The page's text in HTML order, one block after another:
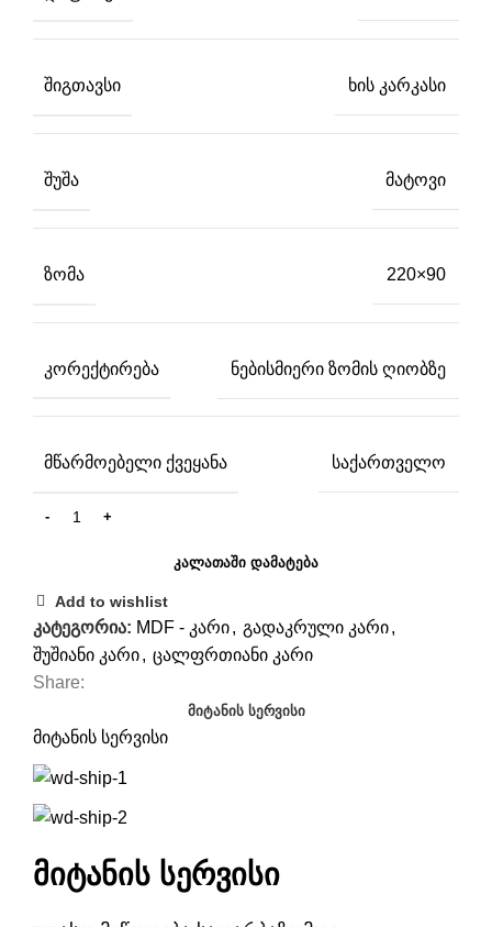
ᲨᲘᲒᲗᲐᲕᲡᲘ ხის კარკასი
ᲨᲣᲨᲐ მატოვი
ᲖᲝᲛᲐ 220×90
ᲙᲝᲠᲔᲥᲢᲘᲠᲔᲑᲐ ნებისმიერი ზომის ღიობზე
ᲛᲬᲐᲠᲛᲝᲔᲑᲔᲚᲘ ᲥᲕᲔᲧᲐᲜᲐ საქართველო
ᲙᲐᲚᲐᲗᲐᲨᲘ ᲓᲐᲛᲐᲢᲔᲑᲐ
Add to wishlist
კატეგორია: MDF - კარი, გადაკრული კარი,
შუშიანი კარი, ცალფრთიანი კარი
Share:
ᲛᲘᲢᲐᲜᲘᲡ ᲡᲔᲠᲕᲘᲡᲘ
მიტანის სერვისი
მიტანის სერვისი